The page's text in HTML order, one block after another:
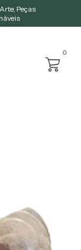
Peças
0